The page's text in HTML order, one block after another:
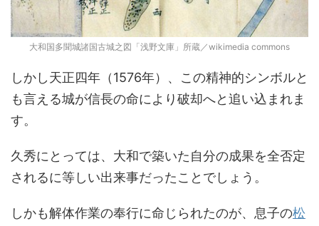
大和国多聞城諸国古城之図「浅野文庫」所蔵／wikimedia commons
しかし天正四年（1576年）、この精神的シンボルと
も言える城が信長の命により破却へと追い込まれま
す。
久秀にとっては、大和で築いた自分の成果を全否定
されるに等しい出来事だったことでしょう。
しかも解体作業の奉行に命じられたのが、息子の松